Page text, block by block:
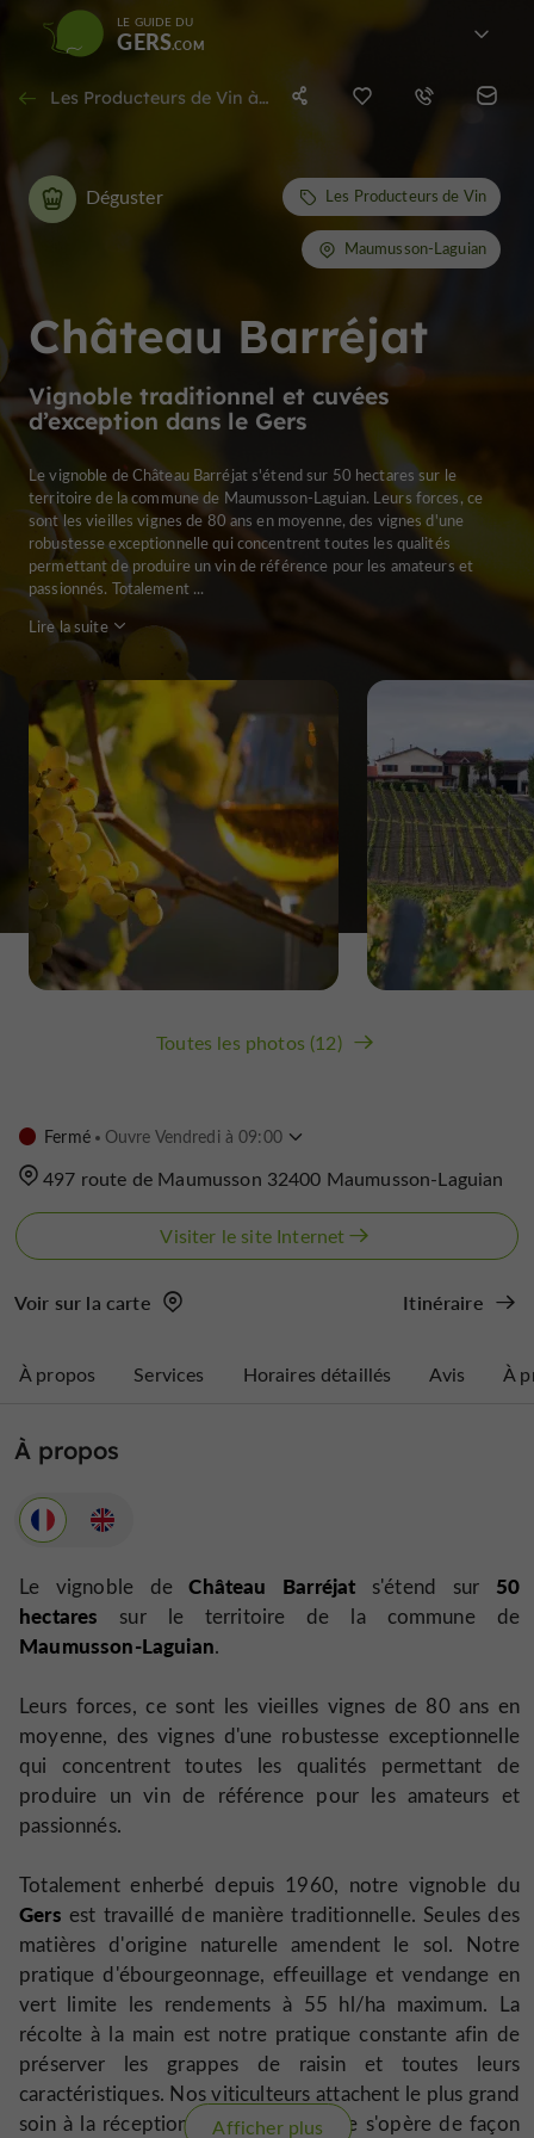
LE GUIDE DU
GERS
Les Producteurs de Vin à Maumusson-Laguian
Château Barréjat
Vignoble traditionnel et cuvées
d’exception dans le Gers
Déguster Les Producteurs de Vin
Maumusson-Laguian
Le vignoble de Château Barréjat s'étend sur 50 hectares sur le
territoire de la commune de Maumusson-Laguian. Leurs forces, ce
sont les vieilles vignes de 80 ans en moyenne, des vignes d'une
robustesse exceptionnelle qui concentrent toutes les qualités
permettant de produire un vin de référence pour les amateurs et
passionnés. Totalement ...
Lire la suite
Toutes les photos (12)
Fermé Ouvre Vendredi à 09:00
497 route de Maumusson 32400 Maumusson-Laguian
Visiter le site Internet
Voir sur la carte Itinéraire
À propos Services Horaires détaillés Avis À
À propos
Le vignoble deChâteau Barréjat s'étend sur 50
hectares sur le territoire de la commune de
Maumusson-Laguian.
Leurs forces, ce sont les vieilles vignes de 80 ans en
moyenne, des vignes d'une robustesse exceptionnelle
qui concentrent toutes les qualités permettant de
produire un vin de référence pour les amateurs et
passionnés.
Totalement enherbé depuis 1960, notre vignoble du
Gers est travaillé de manière traditionnelle. Seules des
matières d'origine naturelle amendent le sol. Notre
pratique d'ébourgeonnage, effeuillage et vendange en
vert limite les rendements à 55 hl/ha maximum. La
récolte à la main est notre pratique constante afin de
préserver les grappes de raisin et toutes leurs
caractéristiques. Nos viticulteurs attachent le plus grand
soin à la réception de la récolte. Elle s'opère de façon
Afficher plus